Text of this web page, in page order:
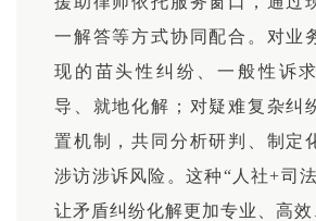
一解答等方式协同配合。对业
现的苗头性纠纷、一般性诉
导、就地化解；对疑难复杂纠
置机制，共同分析研判、制定
涉访涉诉风险。这种“人社+司
让矛盾纠纷化解更加专业、高效